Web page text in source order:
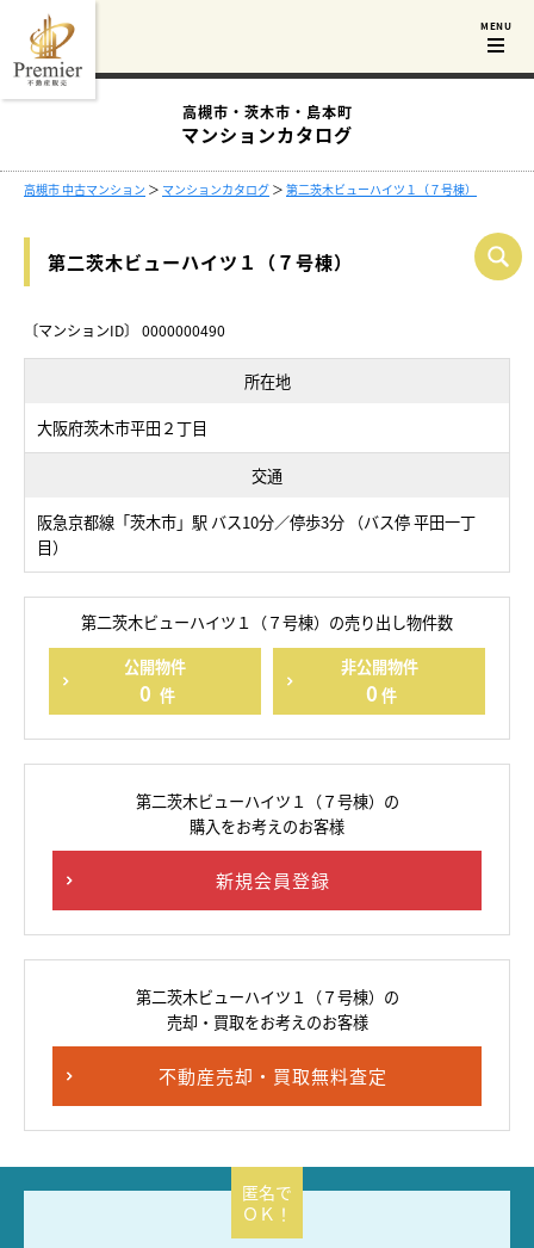
高槻市・茨木市・島本町
マンションカタログ
高槻市 中古マンション ＞ マンションカタログ ＞ 第二茨木ビューハイツ１（７号棟）
第二茨木ビューハイツ１（７号棟）
〔マンションID〕 0000000490
所在地
大阪府茨木市平田２丁目
交通
阪急京都線「茨木市」駅 バス10分／停歩3分 （バス停 平田一丁
目）
第二茨木ビューハイツ１（７号棟）の売り出し物件数
公開物件
0 件
非公開物件
0 件
第二茨木ビューハイツ１（７号棟）の
購入をお考えのお客様
新規会員登録
第二茨木ビューハイツ１（７号棟）の
売却・買取をお考えのお客様
不動産売却・買取無料査定